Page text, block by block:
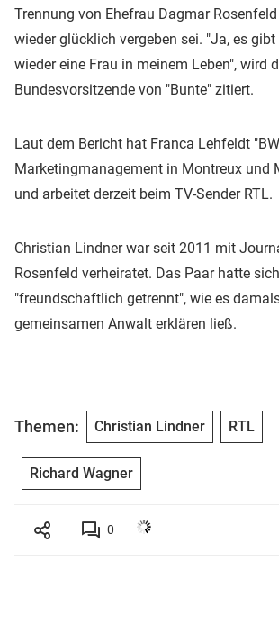
Trennung von Ehefrau Dagmar
wieder glücklich vergeben sei. "Ja, es
wieder eine Frau in meinem Leben", wird
Bundesvorsitzende von "Bunte" zitiert.
Laut dem Bericht hat Franca Lehfeldt
Marketingmanagement in Montreux und
und arbeitet derzeit beim TV-Sender RTL.
Christian Lindner war seit 2011 mit
Rosenfeld verheiratet. Das Paar hatte
"freundschaftlich getrennt", wie es
gemeinsamen Anwalt erklären ließ.
Themen: Christian Lindner RTL
Richard Wagner
0